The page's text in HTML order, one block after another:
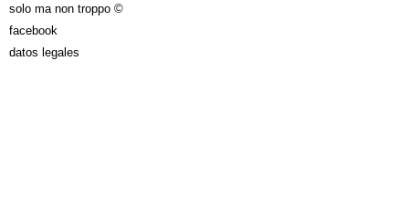
solo ma non troppo ©
facebook
datos legales